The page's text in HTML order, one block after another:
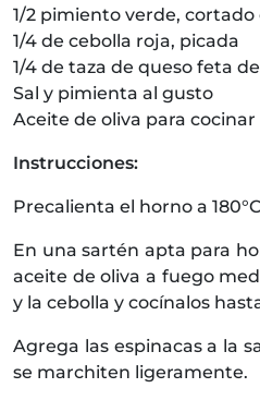
1/2 pimiento verde,
1/4 de cebolla roja, picada
1/4 de taza de queso feta
Sal y pimienta al gusto
Aceite de oliva para cocinar
Instrucciones:
Precalienta el horno a
En una sartén apta para
aceite de oliva a fuego
y la cebolla y cocínalos
Agrega las espinacas a la
se marchiten ligeramente.